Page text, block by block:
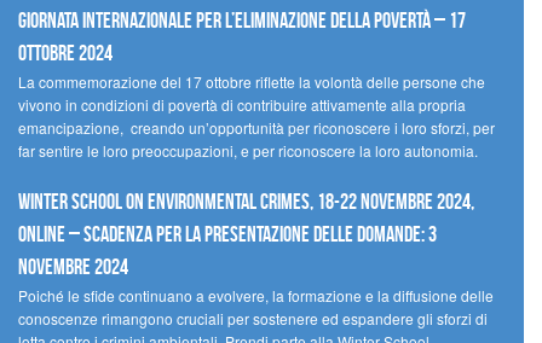
Giornata internazionale per l’eliminazione della povertà – 17
ottobre 2024
La commemorazione del 17 ottobre riflette la volontà delle persone che
vivono in condizioni di povertà di contribuire attivamente alla propria
emancipazione, creando un’opportunità per riconoscere i loro sforzi, per
far sentire le loro preoccupazioni, e per riconoscere la loro autonomia.
Winter School on Environmental Crimes, 18-22 novembre 2024,
Online – Scadenza per la presentazione delle domande: 3
novembre 2024
Poiché le sfide continuano a evolvere, la formazione e la diffusione delle
conoscenze rimangono cruciali per sostenere ed espandere gli sforzi di